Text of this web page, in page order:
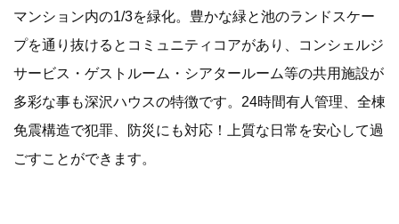
マンション内の1/3を緑化。豊かな緑と池のランドスケー
プを通り抜けるとコミュニティコアがあり、コンシェルジ
サービス・ゲストルーム・シアタールーム等の共用施設が
多彩な事も深沢ハウスの特徴です。24時間有人管理、全棟
免震構造で犯罪、防災にも対応！上質な日常を安心して過
ごすことができます。